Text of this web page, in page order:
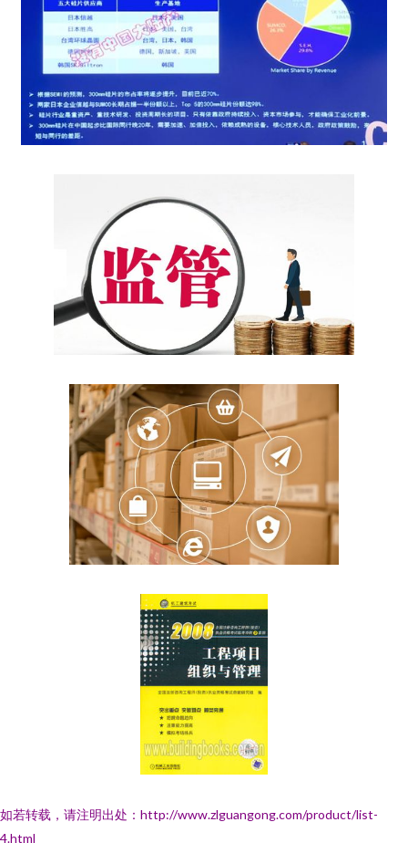
如若转载，请注明出处：http://www.zlguangong.com/product/list-
4.html